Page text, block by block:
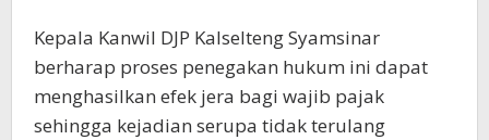
Kepala Kanwil DJP Kalselteng Syamsinar
berharap proses penegakan hukum ini dapat
menghasilkan efek jera bagi wajib pajak
sehingga kejadian serupa tidak terulang